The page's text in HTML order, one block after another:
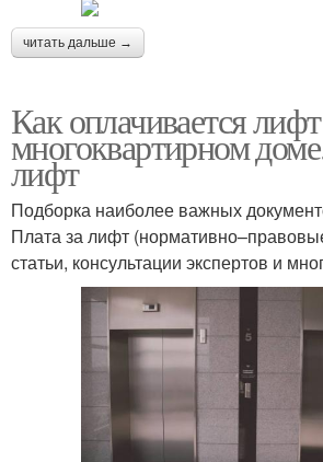
читать дальше →
Как оплачивается
многоквартирном
лифт
Подборка наиболее важных
Плата за лифт
статьи, консультации экспертов и